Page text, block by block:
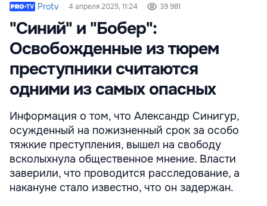
Protv 4 апреля 2025, 11:24 39 981
"Синий" и "Бобер":
Освобожденные из тюрем
преступники считаются
одними из самых опасных
Информация о том, что Александр Синигур,
осужденный на пожизненный срок за особо
тяжкие преступления, вышел на свободу
всколыхнула общественное мнение. Власти
заверили, что проводится расследование, а
накануне стало известно, что он задержан.